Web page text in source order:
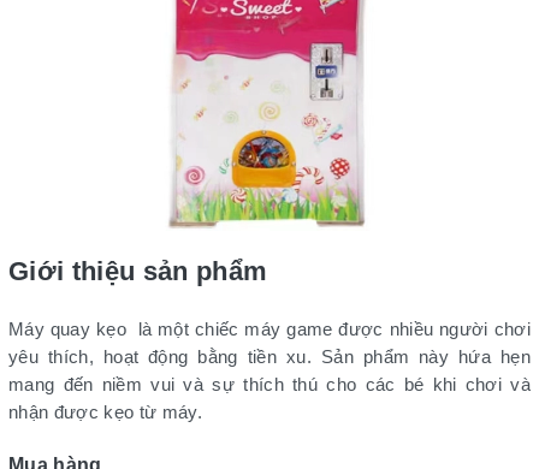
Giới thiệu sản phẩm
Máy quay kẹo là một chiếc máy game được nhiều người chơi
yêu thích, hoạt động bằng tiền xu. Sản phẩm này hứa hẹn
mang đến niềm vui và sự thích thú cho các bé khi chơi và
nhận được kẹo từ máy.
Mua hàng